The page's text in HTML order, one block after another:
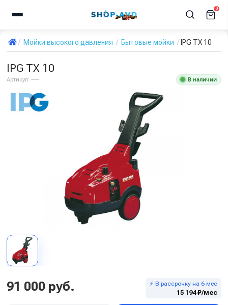
0
Мойки высокого давления Бытовые мойки IPG TX 10
IPG TX 10
Артикул: ---- В наличии
91 000 руб. ⚡ В рассрочку на 6 мес
15 194 ₽/мес